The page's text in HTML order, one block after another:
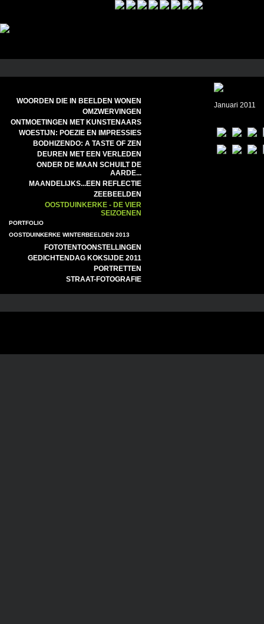
WOORDEN DIE IN BEELDEN WONEN
OMZWERVINGEN
ONTMOETINGEN MET KUNSTENAARS
WOESTIJN: POEZIE EN IMPRESSIES
BODHIZENDO: A TASTE OF ZEN
DEUREN MET EEN VERLEDEN
ONDER DE MAAN SCHUILT DE
AARDE...
MAANDELIJKS...EEN REFLECTIE
ZEEBEELDEN
OOSTDUINKERKE - DE VIER
SEIZOENEN
PORTFOLIO
OOSTDUINKERKE WINTERBEELDEN 2013
FOTOTENTOONSTELLINGEN
GEDICHTENDAG KOKSIJDE 2011
PORTRETTEN
STRAAT-FOTOGRAFIE
Januari 2011